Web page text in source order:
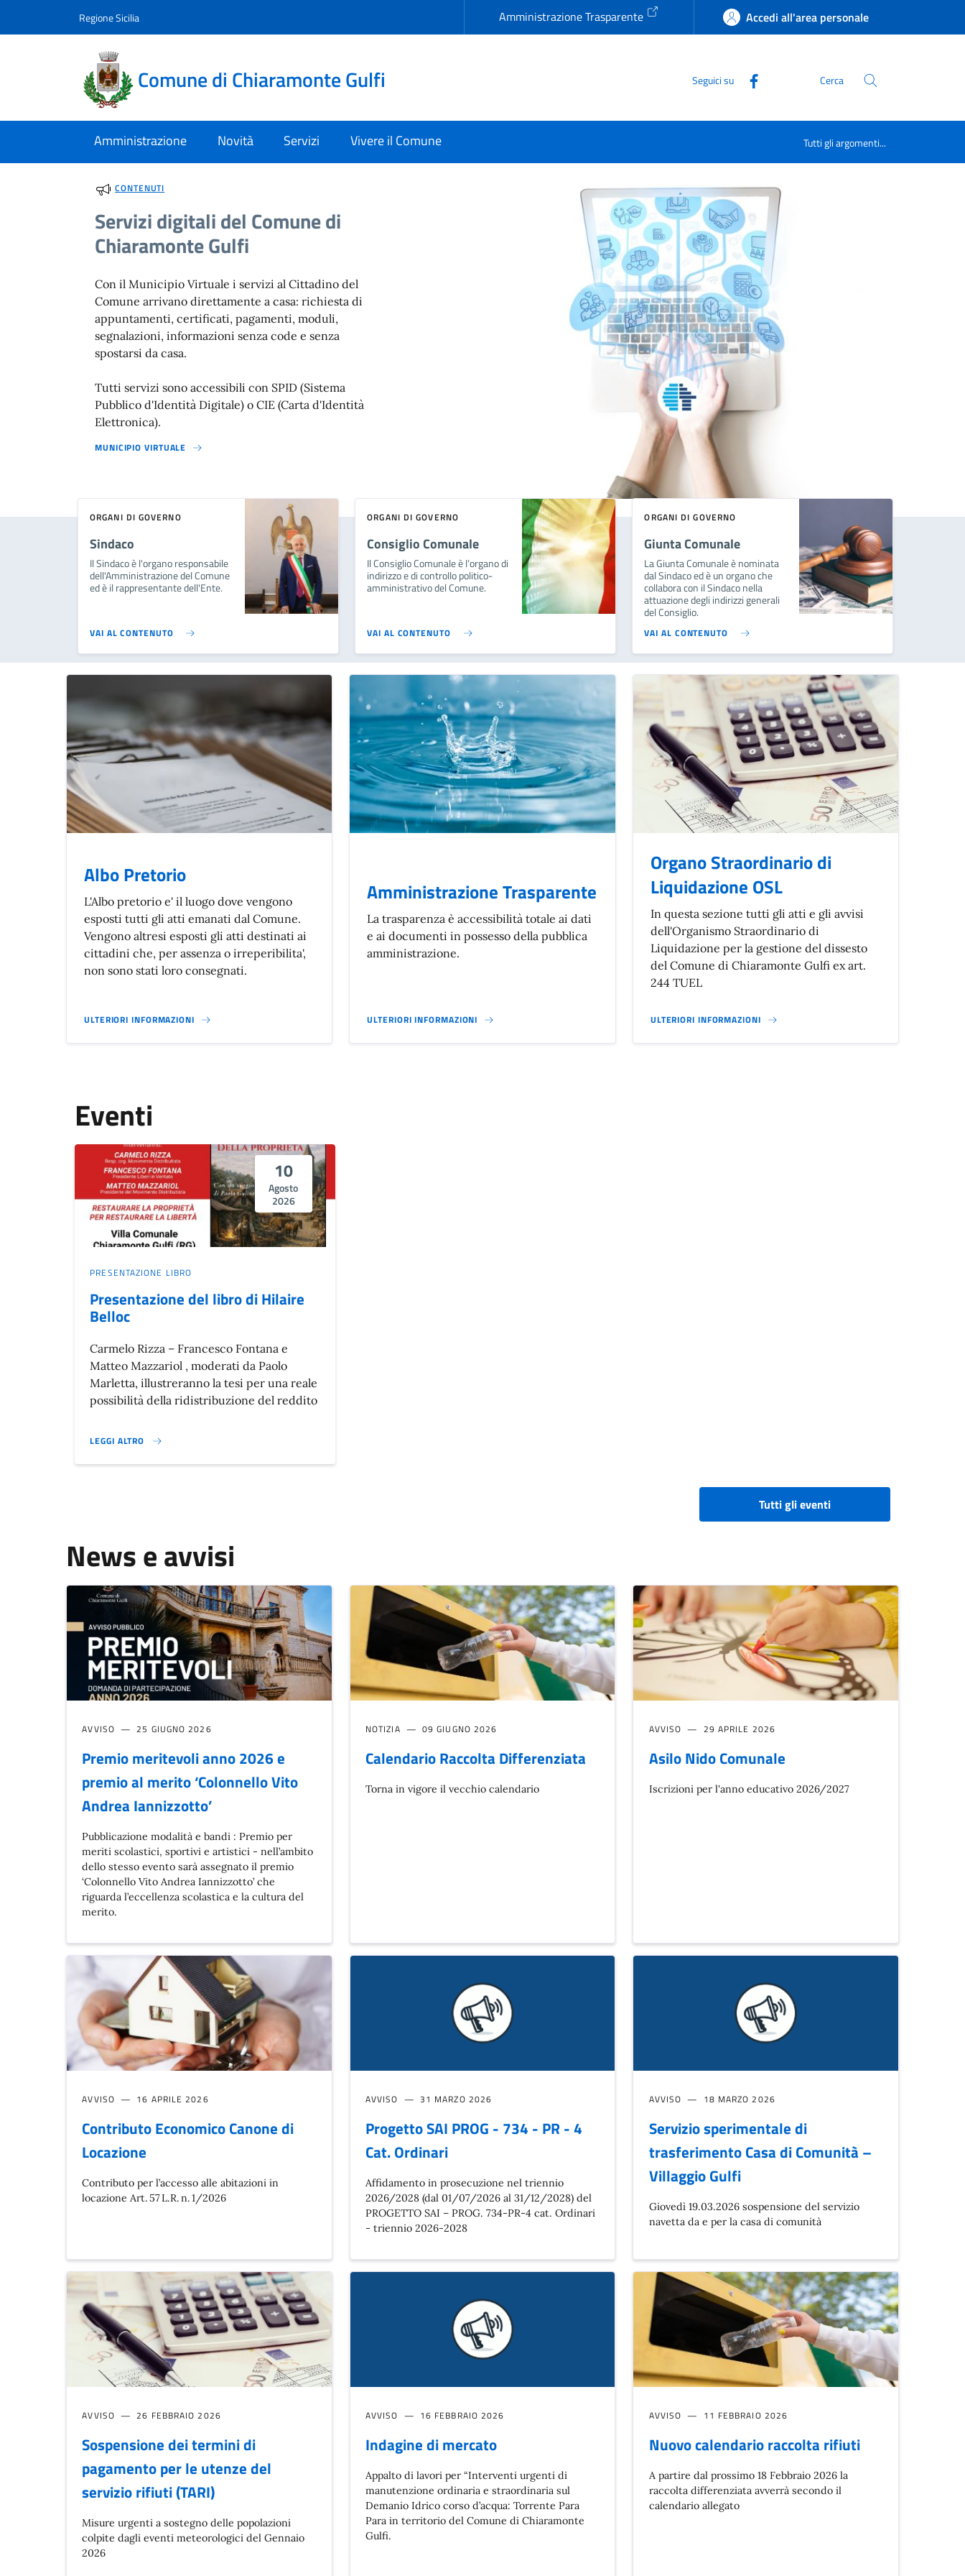
Regione Sicilia Amministrazione Trasparente Accedi all'area personale
Comune di Chiaramonte Gulfi Seguici su Cerca
Amministrazione Novità Servizi Vivere il Comune Tutti gli argomenti...
CONTENUTI
Servizi digitali del Comune di
Chiaramonte Gulfi
Con il Municipio Virtuale i servizi al Cittadino del
Comune arrivano direttamente a casa: richiesta di
appuntamenti, certificati, pagamenti, moduli,
segnalazioni, informazioni senza code e senza
spostarsi da casa.
Tutti servizi sono accessibili con SPID (Sistema
Pubblico d'Identità Digitale) o CIE (Carta d'Identità
Elettronica).
MUNICIPIO VIRTUALE
ORGANI DI GOVERNO
Sindaco
Il Sindaco è l'organo responsabile
dell'Amministrazione del Comune
ed è il rappresentante dell'Ente.
VAI AL CONTENUTO
ORGANI DI GOVERNO
Consiglio Comunale
Il Consiglio Comunale è l’organo di
indirizzo e di controllo politico-
amministrativo del Comune.
VAI AL CONTENUTO
ORGANI DI GOVERNO
Giunta Comunale
La Giunta Comunale è nominata
dal Sindaco ed è un organo che
collabora con il Sindaco nella
attuazione degli indirizzi generali
del Consiglio.
VAI AL CONTENUTO
Albo Pretorio
L'Albo pretorio e' il luogo dove vengono
esposti tutti gli atti emanati dal Comune.
Vengono altresi esposti gli atti destinati ai
cittadini che, per assenza o irreperibilita',
non sono stati loro consegnati.
ULTERIORI INFORMAZIONI
Amministrazione Trasparente
La trasparenza è accessibilità totale ai dati
e ai documenti in possesso della pubblica
amministrazione.
ULTERIORI INFORMAZIONI
Organo Straordinario di
Liquidazione OSL
In questa sezione tutti gli atti e gli avvisi
dell'Organismo Straordinario di
Liquidazione per la gestione del dissesto
del Comune di Chiaramonte Gulfi ex art.
244 TUEL
ULTERIORI INFORMAZIONI
Eventi
10
Agosto
2026
PRESENTAZIONE LIBRO
Presentazione del libro di Hilaire
Belloc
Carmelo Rizza – Francesco Fontana e
Matteo Mazzariol , moderati da Paolo
Marletta, illustreranno la tesi per una reale
possibilità della ridistribuzione del reddito
LEGGI ALTRO
PRESENTAZIONE DEL LIBRO DI HILAIRE BELLOC }
Tutti gli eventi
News e avvisi
AVVISO 25 GIUGNO 2026
Premio meritevoli anno 2026 e
premio al merito ‘Colonnello Vito
Andrea Iannizzotto’
Pubblicazione modalità e bandi : Premio per
meriti scolastici, sportivi e artistici - nell’ambito
dello stesso evento sarà assegnato il premio
‘Colonnello Vito Andrea Iannizzotto’ che
riguarda l’eccellenza scolastica e la cultura del
merito.
NOTIZIA 09 GIUGNO 2026
Calendario Raccolta Differenziata
Torna in vigore il vecchio calendario
AVVISO 29 APRILE 2026
Asilo Nido Comunale
Iscrizioni per l'anno educativo 2026/2027
AVVISO 16 APRILE 2026
Contributo Economico Canone di
Locazione
Contributo per l’accesso alle abitazioni in
locazione Art. 57 L.R. n. 1/2026
AVVISO 31 MARZO 2026
Progetto SAI PROG - 734 - PR - 4
Cat. Ordinari
Affidamento in prosecuzione nel triennio
2026/2028 (dal 01/07/2026 al 31/12/2028) del
PROGETTO SAI – PROG. 734-PR-4 cat. Ordinari
- triennio 2026-2028
AVVISO 18 MARZO 2026
Servizio sperimentale di
trasferimento Casa di Comunità –
Villaggio Gulfi
Giovedì 19.03.2026 sospensione del servizio
navetta da e per la casa di comunità
AVVISO 26 FEBBRAIO 2026
Sospensione dei termini di
pagamento per le utenze del
servizio rifiuti (TARI)
Misure urgenti a sostegno delle popolazioni
colpite dagli eventi meteorologici del Gennaio
2026
AVVISO 16 FEBBRAIO 2026
Indagine di mercato
Appalto di lavori per “Interventi urgenti di
manutenzione ordinaria e straordinaria sul
Demanio Idrico corso d’acqua: Torrente Para
Para in territorio del Comune di Chiaramonte
Gulfi.
AVVISO 11 FEBBRAIO 2026
Nuovo calendario raccolta rifiuti
A partire dal prossimo 18 Febbraio 2026 la
raccolta differenziata avverrà secondo il
calendario allegato